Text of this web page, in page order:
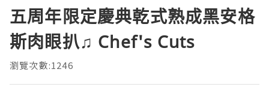
五周年限定慶典乾式熟成黑安格
斯肉眼扒♫ Chef's Cuts
瀏覽次數:1246